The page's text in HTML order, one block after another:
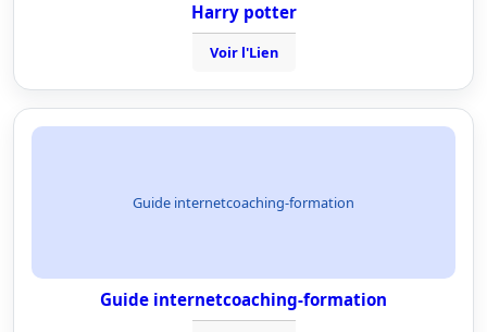
Harry potter
Voir l'Lien
Guide internetcoaching-formation
Guide internetcoaching-formation